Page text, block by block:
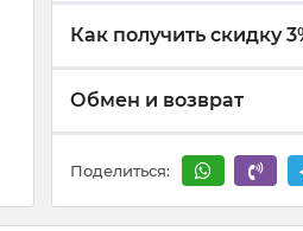
Как получить скидку
Обмен и возврат
Поделиться: